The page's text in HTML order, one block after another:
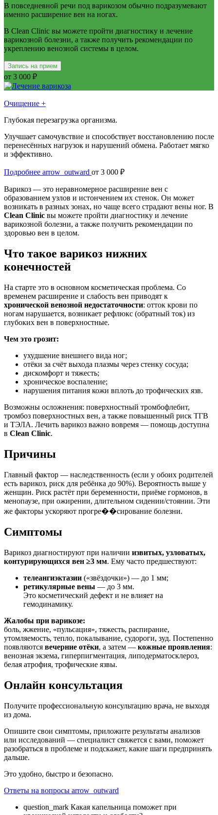
В повседневной речи под варикозом обычно подразумевают
именно расширение вен на ногах.
В Clean Clinic вы можете пройти диагностику и лечение
варикозной болезни, а также получить рекомендации по
укреплению венозной системы в целом.
Запись на прием
от 3 000 ₽
Очищение +
Глубокая перезагрузка организма.
Улучшает самочувствие и способствует восстановлению после
перенесённых нагрузок и нарушений обмена. Работает мягко
и эффективно.
Подробнее arrow_outward от 3 000 ₽
Варикоз — это неравномерное расширение вен с
образованием узлов и истончением их стенок. Он может
возникать в разных зонах, но чаще всего страдают вены ног. В
Clean Clinic вы можете пройти диагностику и лечение
варикозной болезни, а также получить рекомендации по
здоровью вен в целом.
Что такое варикоз нижних
конечностей
На старте это в основном косметическая проблема. Со
временем расширение и слабость вен приводят к
хронической венозной недостаточности: отток крови по
ногам нарушается, возникает рефлюкс (обратный ток) из
глубоких вен в поверхностные.
Чем это грозит:
ухудшение внешнего вида ног;
отёки за счёт выхода плазмы через стенку сосуда;
дискомфорт и тяжесть;
хроническое воспаление;
нарушения питания кожи вплоть до трофических язв.
Возможны осложнения: поверхностный тромбофлебит,
тромбоз поверхностных вен, а также повышенный риск ТГВ
и ТЭЛА. Лечить варикоз важно вовремя — помощь доступна
в Clean Clinic.
Причины
Главный фактор — наследственность (если у обоих родителей
есть варикоз, риск для ребёнка до 90%). Вероятность выше у
женщин. Риск растёт при беременности, приёме гормонов, в
менопаузе, при ожирении, длительном сидении/стоянии. Эти
же факторы ускоряют прогре��сирование болезни.
Симптомы
Варикоз диагностируют при наличии извитых, узловатых,
контурирующихся вен ≥3 мм. Ему часто предшествуют:
телеангиэктазии («звёздочки») — до 1 мм;
ретикулярные вены — до 3 мм.
Это косметический дефект и не влияет на
гемодинамику.
Жалобы при варикозе:
боль, жжение, «пульсация», тяжесть, распирание,
утомляемость, тепло, покалывание, судороги, зуд. Постепенно
появляются вечерние отёки, а затем — кожные проявления:
венозная экзема, гиперпигментация, липодерматосклероз,
белая атрофия, трофические язвы.
Онлайн консультация
Получите профессиональную консультацию врача, не выходя
из дома.
Опишите свои симптомы, приложите результаты анализов
или исследований — специалист свяжется с вами, поможет
разобраться в проблеме и подскажет, какие шаги предпринять
дальше.
Это удобно, быстро и безопасно.
Ответы на вопросы arrow_outward
question_mark Какая капельница поможет при